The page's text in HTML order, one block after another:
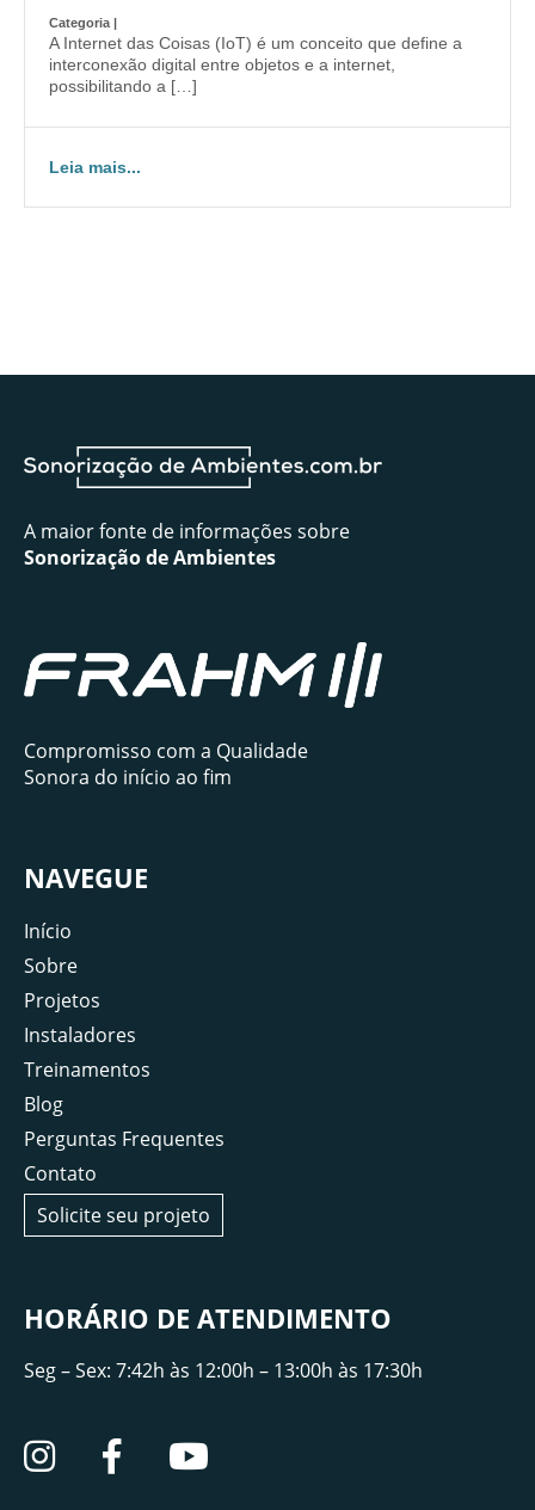
Categoria |
A Internet das Coisas (IoT) é um conceito que define a
interconexão digital entre objetos e a internet,
possibilitando a […]
Leia mais...
A maior fonte de informações sobre
Sonorização de Ambientes
Compromisso com a Qualidade
Sonora do início ao fim
NAVEGUE
Início
Sobre
Projetos
Instaladores
Treinamentos
Blog
Perguntas Frequentes
Contato
Solicite seu projeto
HORÁRIO DE ATENDIMENTO
Seg – Sex: 7:42h às 12:00h – 13:00h às 17:30h